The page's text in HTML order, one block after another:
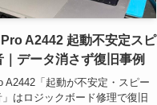
A2442 起動不安定スピ
｜データ消さず復旧事例
A2442「起動が不安定・スピー
はロジックボード修理で復旧